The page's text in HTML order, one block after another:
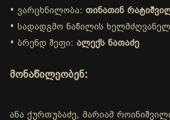
• ვარცხნილობა: თინათინ
• სადადგმო ნაწილის
• ბრენდ შეფი: ალექს ნათაძე
მონაწილეობენ:
ანა ქურთუბაძე, მარიამ